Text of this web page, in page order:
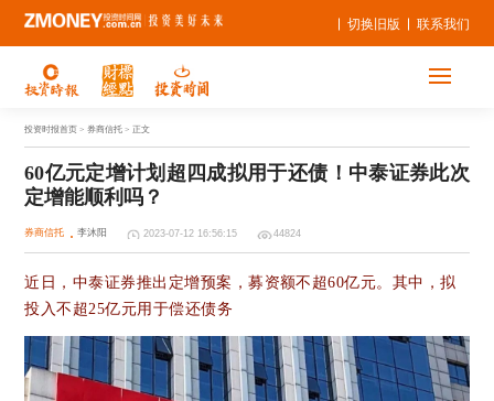
联系我们
切换旧版
投资时报首页 > 券商信托 > 正文
60亿元定增计划超四成拟用于还债！中泰证券此次
定增能顺利吗？
券商信托 李沐阳 2023-07-12 16:56:15 44824
近日，中泰证券推出定增预案，募资额不超60亿元。其中，拟
投入不超25亿元用于偿还债务